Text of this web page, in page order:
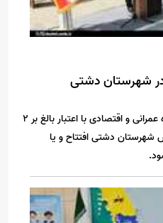
فرماندار دشتی گفت: ۱۰۷ پروژه عمرانی و اقتصادی با اعتبار بالغ بر ۲
شهرستان دشتی افتتاح و یا